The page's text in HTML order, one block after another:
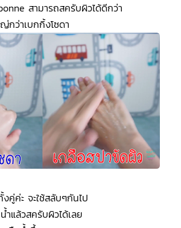
สามารถสครับผิวได้ดีกว่า
กว่าเบกกิ้งโซดา
คู่ค่ะ จะใช้สลับๆกันไป
ำแล้วสครับผิวได้เลย